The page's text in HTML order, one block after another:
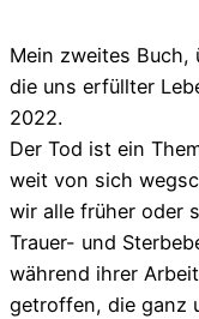
Mein zweites Buch,
die uns erfüllter
2022.
Der Tod ist ein
weit von sich
wir alle früher oder
Trauer- und
während ihrer
getroffen, die ganz